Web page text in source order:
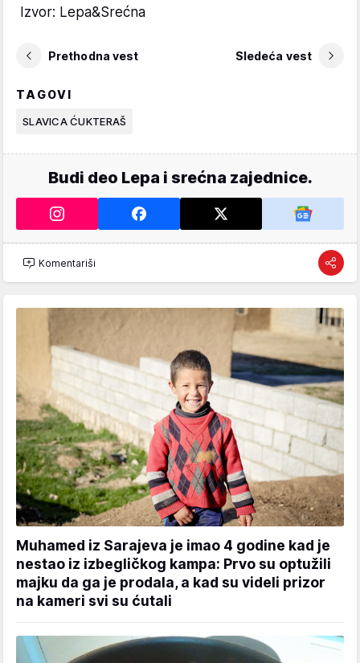
Izvor: Lepa&Srećna
Prethodna vest Sledeća vest
TAGOVI
SLAVICA ĆUKTERAŠ
Budi deo Lepa i srećna zajednice.
Komentariši
Muhamed iz Sarajeva je imao 4 godine kad je
nestao iz izbegličkog kampa: Prvo su optužili
majku da ga je prodala, a kad su videli prizor
na kameri svi su ćutali